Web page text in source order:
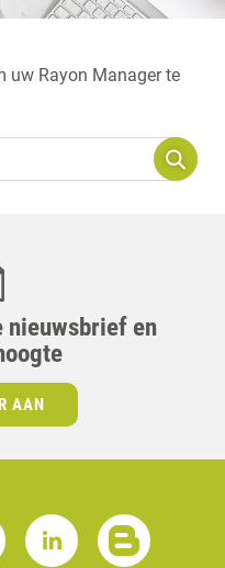
uw Rayon Manager te
nieuwsbrief en
AAN